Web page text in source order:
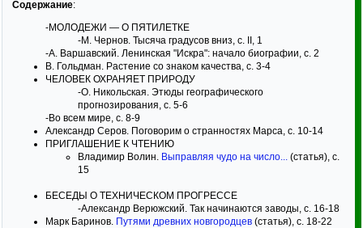
Содержание:
-МОЛОДЕЖИ — О ПЯТИЛЕТКЕ
-М. Чернов. Тысяча градусов вниз, с. II, 1
-А. Варшавский. Ленинская "Искра": начало биографии, с. 2
В. Гольдман. Растение со знаком качества, с. 3-4
ЧЕЛОВЕК ОХРАНЯЕТ ПРИРОДУ
-О. Никольская. Этюды географического
прогнозирования, с. 5-6
-Во всем мире, с. 8-9
Александр Серов. Поговорим о странностях Марса, с. 10-14
ПРИГЛАШЕНИЕ К ЧТЕНИЮ
Владимир Волин. Выправляя чудо на число... (статья), с.
15
БЕСЕДЫ О ТЕХНИЧЕСКОМ ПРОГРЕССЕ
-Александр Верюжский. Так начинаются заводы, с. 16-18
Марк Баринов. Путями древних новгородцев (статья), с. 18-22